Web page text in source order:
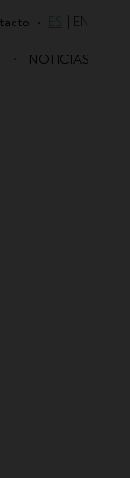
ES EN
NOTICIAS